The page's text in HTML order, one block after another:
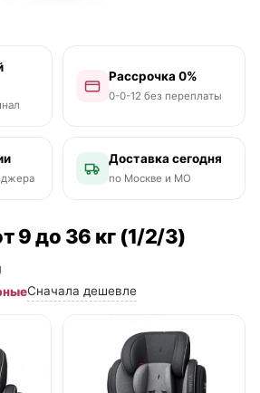
Рассрочка 0%
0-0-12 без переплаты
Доставка сегодня
по Москве и МО
9 до 36 кг (1/2/3)
Сначала дешевле